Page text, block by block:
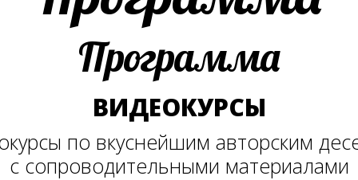
Программа
ВИДЕОКУРСЫ
по вкуснейшим авторским
с сопроводительными материалами